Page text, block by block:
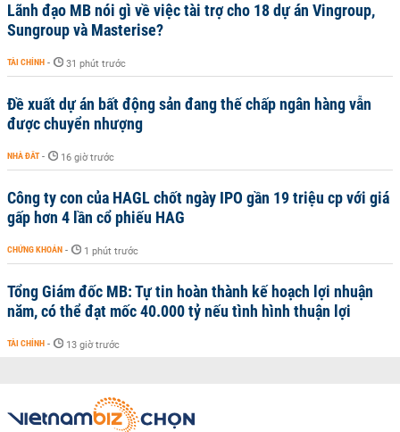
Lãnh đạo MB nói gì về việc tài trợ cho 18 dự án Vingroup,
Sungroup và Masterise?
TÀI CHÍNH - 31 phút trước
Đề xuất dự án bất động sản đang thế chấp ngân hàng vẫn
được chuyển nhượng
NHÀ ĐẤT - 16 giờ trước
Công ty con của HAGL chốt ngày IPO gần 19 triệu cp với giá
gấp hơn 4 lần cổ phiếu HAG
CHỨNG KHOÁN - 1 phút trước
Tổng Giám đốc MB: Tự tin hoàn thành kế hoạch lợi nhuận
năm, có thể đạt mốc 40.000 tỷ nếu tình hình thuận lợi
TÀI CHÍNH - 13 giờ trước